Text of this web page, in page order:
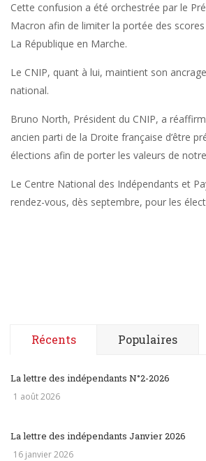
Cette confusion a été orchestrée par le
Macron afin de limiter la portée des
La République en Marche.
Le CNIP, quant à lui, maintient son
national.
Bruno North, Président du CNIP, a
ancien parti de la Droite française d’être
élections afin de porter les valeurs de
Le Centre National des Indépendants et
rendez-vous, dès septembre, pour les
Récents Populaires
La lettre des indépendants N°2-2026
1 août 2026
La lettre des indépendants Janvier 2026
16 janvier 2026